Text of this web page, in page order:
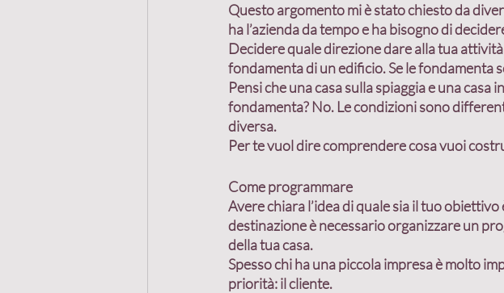
Questo argomento mi è stato chiesto da
ha l’azienda da tempo e ha bisogno di
Decidere quale direzione dare alla tua
fondamenta di un edificio. Se le fondamenta
Pensi che una casa sulla spiaggia e una
fondamenta? No. Le condizioni sono
diversa.
Per te vuol dire comprendere cosa vuoi
Come programmare
Avere chiara l’idea di quale sia il tuo obiettivo
destinazione è necessario organizzare un
della tua casa.
Spesso chi ha una piccola impresa è molto
priorità: il cliente.